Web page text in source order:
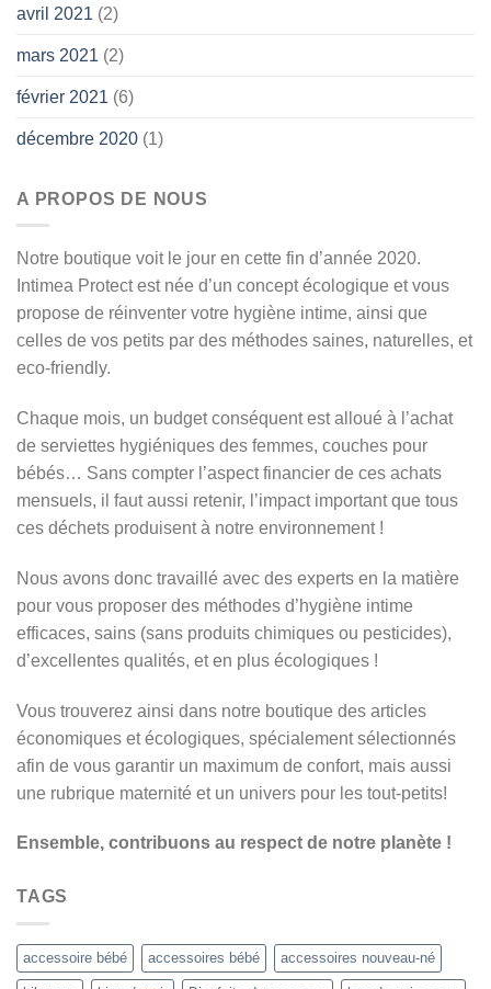
avril 2021 (2)
mars 2021 (2)
février 2021 (6)
décembre 2020 (1)
A PROPOS DE NOUS
Notre boutique voit le jour en cette fin d’année 2020.
Intimea Protect est née d’un concept écologique et vous
propose de réinventer votre hygiène intime, ainsi que
celles de vos petits par des méthodes saines, naturelles, et
eco-friendly.
Chaque mois, un budget conséquent est alloué à l’achat
de serviettes hygiéniques des femmes, couches pour
bébés… Sans compter l’aspect financier de ces achats
mensuels, il faut aussi retenir, l’impact important que tous
ces déchets produisent à notre environnement !
Nous avons donc travaillé avec des experts en la matière
pour vous proposer des méthodes d’hygiène intime
efficaces, sains (sans produits chimiques ou pesticides),
d’excellentes qualités, et en plus écologiques !
Vous trouverez ainsi dans notre boutique des articles
économiques et écologiques, spécialement sélectionnés
afin de vous garantir un maximum de confort, mais aussi
une rubrique maternité et un univers pour les tout-petits!
Ensemble, contribuons au respect de notre planète !
TAGS
accessoire bébé accessoires bébé accessoires nouveau-né